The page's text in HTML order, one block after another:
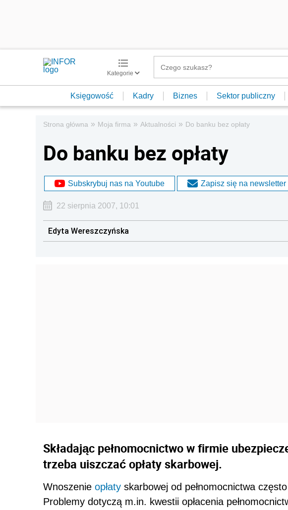
Kategorie
Księgowość Kadry Biznes Sektor publiczny
Strona główna » Moja firma » Aktualności » Do banku bez opłaty
Do banku bez opłaty
Subskrybuj nas na Youtube Zapisz się na newsletter
22 sierpnia 2007, 10:01
Edyta Wereszczyńska
Składając pełnomocnictwo w firmie
trzeba uiszczać opłaty skarbowej.
Wnoszenie opłaty skarbowej od pełnomocnictwa
Problemy dotyczą m.in. kwestii opłacenia